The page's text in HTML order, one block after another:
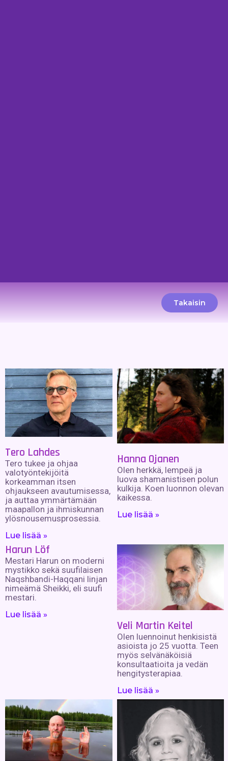
Takaisin
Tero Lahdes
Tero tukee ja ohjaa
valotyöntekijöitä
korkeamman itsen
ohjaukseen avautumisessa,
ja auttaa ymmärtämään
maapallon ja ihmiskunnan
ylösnousemusprosessia.
Lue lisää »
Hanna Ojanen
Olen herkkä, lempeä ja
luova shamanistisen polun
kulkija. Koen luonnon olevan
kaikessa.
Lue lisää »
Harun Löf
Mestari Harun on moderni
mystikko sekä suufilaisen
Naqshbandi-Haqqani linjan
nimeämä Sheikki, eli suufi
mestari.
Lue lisää »
Veli Martin Keitel
Olen luennoinut henkisistä
asioista jo 25 vuotta. Teen
myös selvänäköisiä
konsultaatioita ja vedän
hengitysterapiaa.
Lue lisää »